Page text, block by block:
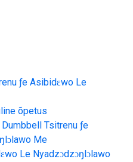
ƒe Asibidɛwo Le
õpetus
Dumbbell Tsitrenu ƒe
Me
Le Nyadzɔdzɔŋlɔlawo